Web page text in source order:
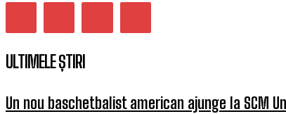
ULTIMELE ȘTIRI
Un nou baschetbalist american ajunge la SCM